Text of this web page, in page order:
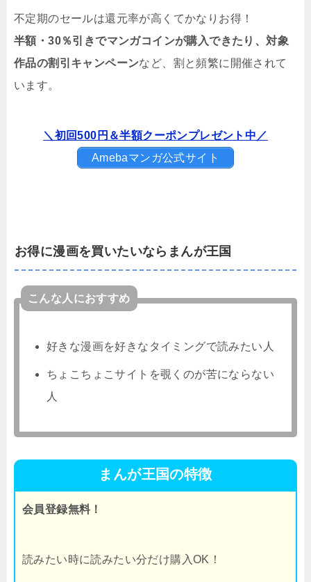
不定期のセールは還元率が高くてかなりお得！
半額・30％引きでマンガコインが購入できたり、対象
作品の割引キャンペーンなど、割と頻繁に開催されて
います。
＼初回500円＆半額クーポンプレゼント中／
Amebaマンガ公式サイト
お得に漫画を買いたいならまんが王国
こんな人におすすめ
好きな漫画を好きなタイミングで読みたい人
ちょこちょこサイトを覗くのが苦にならない
人
まんが王国の特徴
会員登録無料！
読みたい時に読みたい分だけ購入OK！